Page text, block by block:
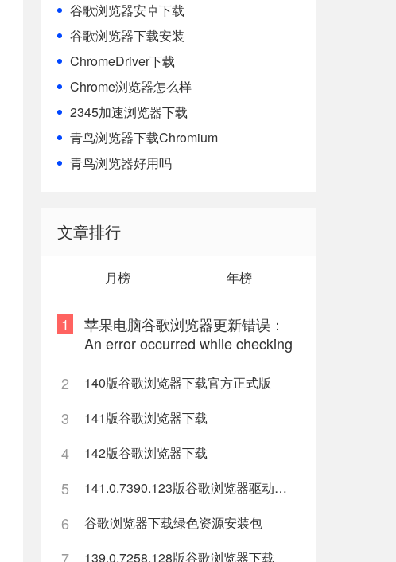
谷歌浏览器安卓下载
谷歌浏览器下载安装
ChromeDriver下载
Chrome浏览器怎么样
2345加速浏览器下载
青鸟浏览器下载Chromium
青鸟浏览器好用吗
文章排行
月榜 年榜
1
苹果电脑谷歌浏览器更新错误：
An error occurred while checking
2
140版谷歌浏览器下载官方正式版
3 141版谷歌浏览器下载
4 142版谷歌浏览器下载
5 141.0.7390.123版谷歌浏览器驱动下载
6 谷歌浏览器下载绿色资源安装包
139.0.7258.128版谷歌浏览器下载